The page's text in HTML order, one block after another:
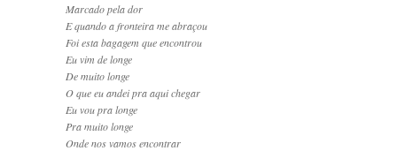
Marcado pela dor
E quando a fronteira me abraçou
Foi esta bagagem que encontrou
Eu vim de longe
De muito longe
O que eu andei pra aqui chegar
Eu vou pra longe
Pra muito longe
Onde nos vamos encontrar